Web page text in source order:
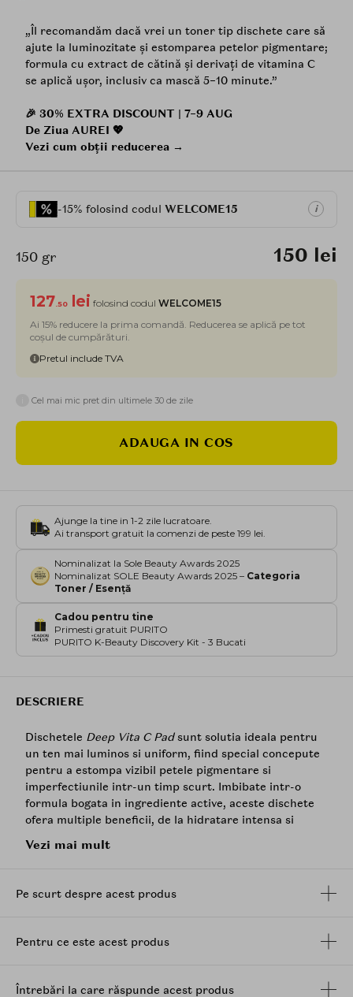
„Îl recomandăm dacă vrei un toner tip dischete care să
ajute la luminozitate și estomparea petelor pigmentare;
formula cu extract de cătină și derivați de vitamina C
se aplică ușor, inclusiv ca mască 5–10 minute.”
🎉 30% EXTRA DISCOUNT | 7–9 AUG
De Ziua AUREI 💖
Vezi cum obții reducerea →
-15% folosind codul WELCOME15 i
150 gr 150 lei
127 .50 lei folosind codul WELCOME15
Ai 15% reducere la prima comandă. Reducerea se aplică pe tot
coșul de cumpărături.
Pretul include TVA
Cel mai mic pret din ultimele 30 de zile
ADAUGA IN COS
Ajunge la tine in 1-2 zile lucratoare.
Ai transport gratuit la comenzi de peste 199 lei.
Nominalizat la Sole Beauty Awards 2025
Nominalizat SOLE Beauty Awards 2025 – Categoria
Toner / Esență
Cadou pentru tine
Primesti gratuit PURITO
PURITO K-Beauty Discovery Kit - 3 Bucati
DESCRIERE
Dischetele Deep Vita C Padsunt solutia ideala pentru
un ten mai luminos si uniform, fiind special concepute
pentru a estompa vizibil petele pigmentare si
imperfectiunile intr-un timp scurt. Imbibate intr-o
formula bogata in ingrediente active, aceste dischete
ofera multiple beneficii, de la hidratare intensa si
hiperpigmentarii si prevenirea evaporarii umiditatii din
Beneficii
in vitamine.
Vezi mai mult
Pe scurt despre acest produs
Pentru ce este acest produs
Întrebări la care răspunde acest produs